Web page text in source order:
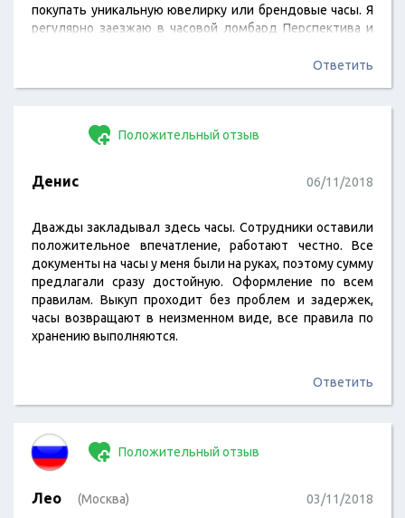
покупать уникальную ювелирку или брендовые часы. Я
регулярно заезжаю в часовой ломбард Перспектива и
серьезный, обслуживание на европейском уровне.Ответить
Положительный отзыв
Денис 06/11/2018
Дважды закладывал здесь часы. Сотрудники оставили
положительное впечатление, работают честно. Все
документы на часы у меня были на руках, поэтому сумму
предлагали сразу достойную. Оформление по всем
правилам. Выкуп проходит без проблем и задержек,
часы возвращают в неизменном виде, все правила по
хранению выполняются.
Ответить
Положительный отзыв
Лео (Москва) 03/11/2018